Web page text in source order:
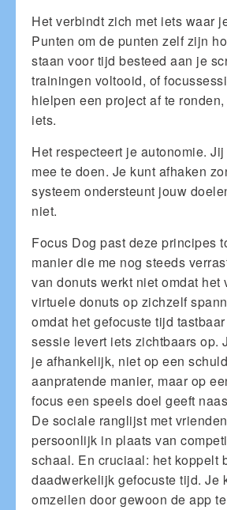
Het verbindt zich met iets waar
Punten om de punten zelf zijn
staan voor tijd besteed aan je
trainingen voltooid, of
hielpen een project af te
iets.
Het respecteert je autonomie.
mee te doen. Je kunt afhaken
systeem ondersteunt jouw
niet.
Focus Dog past deze principes
manier die me nog steeds
van donuts werkt niet omdat het
virtuele donuts op zichzelf
omdat het gefocuste tijd
sessie levert iets zichtbaars op.
je afhankelijk, niet op een
aanpratende manier, maar op
focus een speels doel geeft
De sociale ranglijst met
persoonlijk in plaats van
schaal. En cruciaal: het koppelt
daadwerkelijk gefocuste tijd. Je
omzeilen door gewoon de app